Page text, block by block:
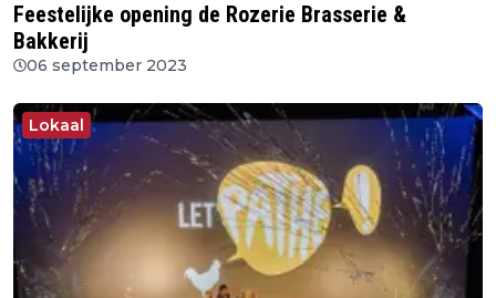
Feestelijke opening de Rozerie Brasserie &
Bakkerij
06 september 2023
Lokaal